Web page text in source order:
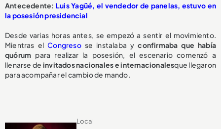
Antecedente: Luis Yagüé, el vendedor de panelas, estuvo en
la posesión presidencial
Desde varias horas antes, se empezó a sentir el movimiento.
Mientras elCongresose instalaba yconfirmaba que había
quórum para realizar la posesión, el escenario comenzó a
llenarse de invitados nacionales e internacionalesque llegaron
para acompañar el cambio de mando.
Local